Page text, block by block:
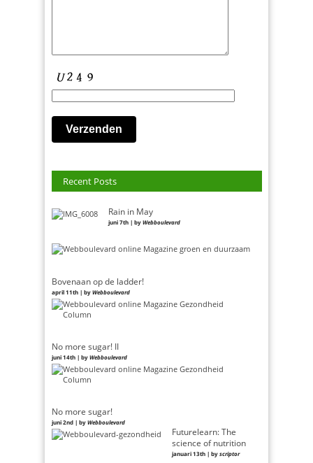
Recent Posts
Rain in May
juni 7th | byWebboulevard
Bovenaan op de ladder!
april 11th | byWebboulevard
No more sugar! II
juni 14th | byWebboulevard
No more sugar!
juni 2nd | byWebboulevard
Futurelearn: The
science of nutrition
januari 13th | byscriptor